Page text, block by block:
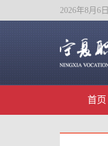
2026年8月6
首页